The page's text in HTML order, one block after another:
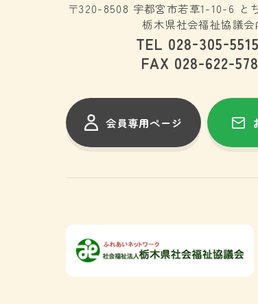
〒320-8508 宇都宮市若草1-10-6 と
栃木県社会福祉協議会
TEL 028-305-
FAX 028-622-
会員専用ページ